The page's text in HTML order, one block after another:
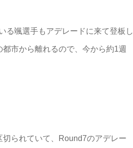
る颯選手もアデレードに来て登板し
市から離れるので、今から約1週
られていて、Round7のアデレー